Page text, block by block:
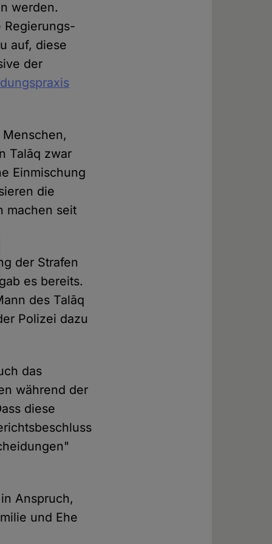
werden.
Regierungs-
auf, diese
der
Talāq zwar
Einmischung
die
machen seit
der Strafen
es bereits.
des Talāq
Polizei dazu
das
während der
diese
Anspruch,
und Ehe